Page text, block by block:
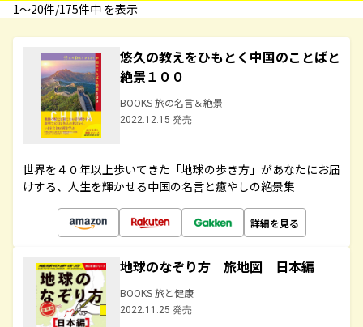
1〜20件/175件中 を表示
悠久の教えをひもとく中国のことばと
絶景１００
BOOKS 旅の名言＆絶景
2022.12.15 発売
世界を４０年以上歩いてきた「地球の歩き方」があなたにお届
けする、人生を輝かせる中国の名言と癒やしの絶景集
詳細を見る
地球のなぞり方 旅地図 日本編
BOOKS 旅と健康
2022.11.25 発売